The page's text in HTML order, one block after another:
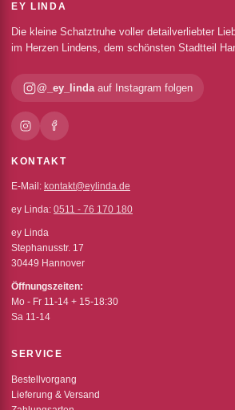
EY LINDA
Die kleine Schatztruhe voller detailverliebter
im Herzen Lindens, dem schönsten Stadtteil
@_ey_lindaauf Instagram folgen
KONTAKT
E-Mail: kontakt@eylinda.de
ey Linda: 0511 - 76 170 180
ey Linda
Stephanusstr. 17
30449 Hannover
Öffnungszeiten:
Mo - Fr 11-14 + 15-18:30
Sa 11-14
SERVICE
Bestellvorgang
Lieferung & Versand